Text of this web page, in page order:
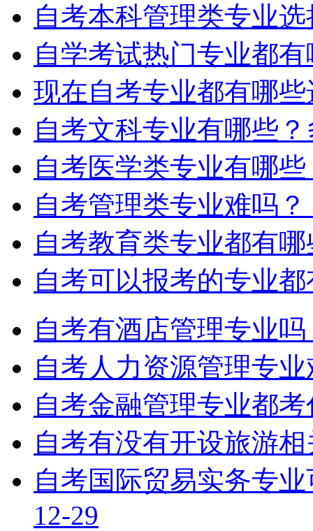
自考本科管理类专业
自学考试热门专业都
现在自考专业都有哪
自考文科专业有哪些
自考医学类专业有哪些
自考管理类专业难吗？
自考教育类专业都有
自考可以报考的专业
自考有酒店管理专业吗
自考人力资源管理专
自考金融管理专业都
自考有没有开设旅游
自考国际贸易实务专
12-29